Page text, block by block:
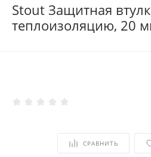
Stout Защитная
теплоизоляцию, 20
СРАВНИТЬ